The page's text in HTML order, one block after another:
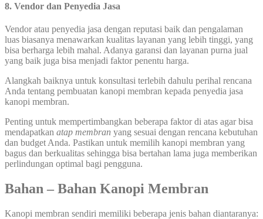
8. Vendor dan Penyedia Jasa
Vendor atau penyedia jasa dengan reputasi baik dan pengalaman
luas biasanya menawarkan kualitas layanan yang lebih tinggi, yang
bisa berharga lebih mahal. Adanya garansi dan layanan purna jual
yang baik juga bisa menjadi faktor penentu harga.
Alangkah baiknya untuk konsultasi terlebih dahulu perihal rencana
Anda tentang pembuatan kanopi membran kepada penyedia jasa
kanopi membran.
Penting untuk mempertimbangkan beberapa faktor di atas agar bisa
mendapatkan atap membran yang sesuai dengan rencana kebutuhan
dan budget Anda. Pastikan untuk memilih kanopi membran yang
bagus dan berkualitas sehingga bisa bertahan lama juga memberikan
perlindungan optimal bagi pengguna.
Bahan – Bahan Kanopi Membran
Kanopi membran sendiri memiliki beberapa jenis bahan diantaranya: